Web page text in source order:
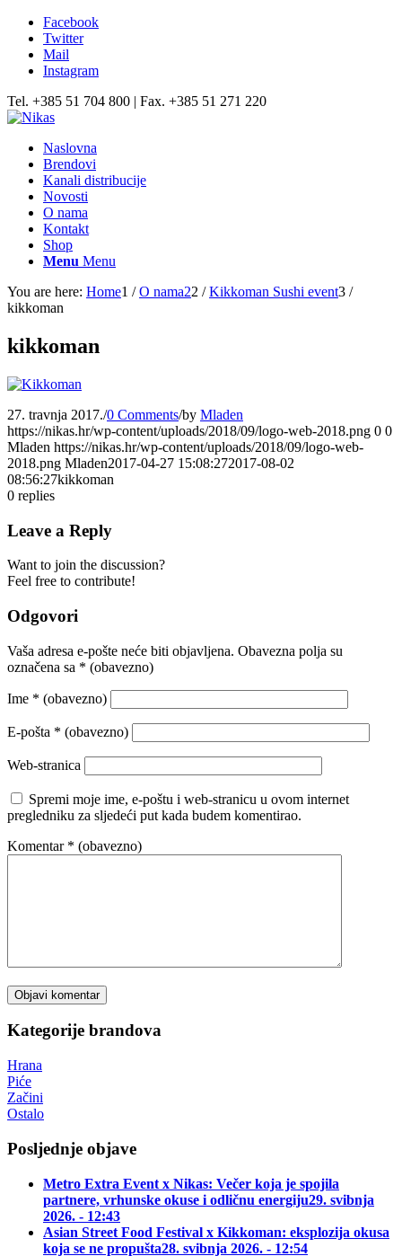
Facebook
Twitter
Mail
Instagram
Tel. +385 51 704 800 | Fax. +385 51 271 220
Naslovna
Brendovi
Kanali distribucije
Novosti
O nama
Kontakt
Shop
Menu Menu
You are here: Home1 / O nama22 / Kikkoman Sushi event3 /
kikkoman
kikkoman
27. travnja 2017./0 Comments/by Mladen
https://nikas.hr/wp-content/uploads/2018/09/logo-web-2018.png 0 0
Mladen https://nikas.hr/wp-content/uploads/2018/09/logo-web-
2018.png Mladen2017-04-27 15:08:272017-08-02
08:56:27kikkoman
0 replies
Leave a Reply
Want to join the discussion?
Feel free to contribute!
Odgovori
Vaša adresa e-pošte neće biti objavljena. Obavezna polja su
označena sa * (obavezno)
Ime * (obavezno)
E-pošta * (obavezno)
Web-stranica
Spremi moje ime, e-poštu i web-stranicu u ovom internet
pregledniku za sljedeći put kada budem komentirao.
Komentar * (obavezno)
Kategorije brandova
Hrana
Piće
Začini
Ostalo
Posljednje objave
Metro Extra Event x Nikas: Večer koja je spojila
partnere, vrhunske okuse i odličnu energiju29. svibnja
2026. - 12:43
Asian Street Food Festival x Kikkoman: eksplozija okusa
koja se ne propušta28. svibnja 2026. - 12:54